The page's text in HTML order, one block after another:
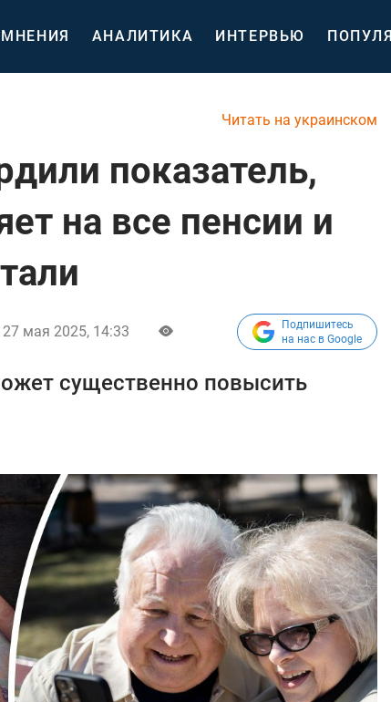
МНЕНИЯ АНАЛИТИКА ИНТЕРВЬЮ
Читать на украинском
показатель,
на все пенсии и
27 мая 2025, 14:33
Подпишитесь
на нас в Google
существенно повысить